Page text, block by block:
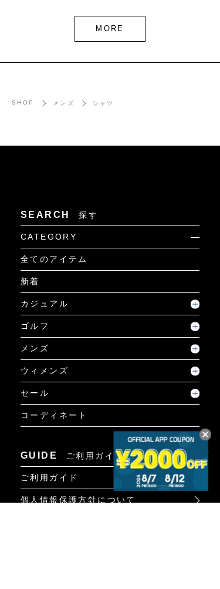
MORE
SHOP メンズ シャツ
SEARCH 探す
CATEGORY
全てのアイテム
新着
カジュアル
ゴルフ
メンズ
ウィメンズ
セール
コーディネート
GUIDE ご利用ガイド
ご利用ガイド
個人情報保護方針について